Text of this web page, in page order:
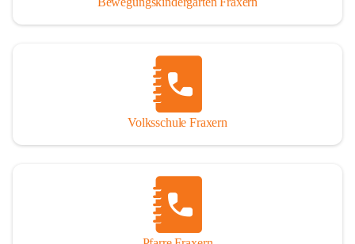
Volksschule Fraxern